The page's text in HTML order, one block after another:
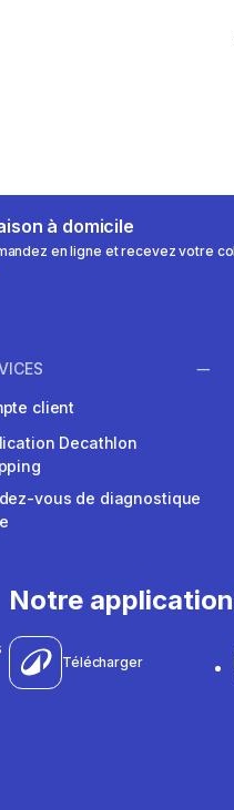
à domicile
en ligne et recevez votre
client
Decathlon
vous de diagnostique
Notre application
Télécharger